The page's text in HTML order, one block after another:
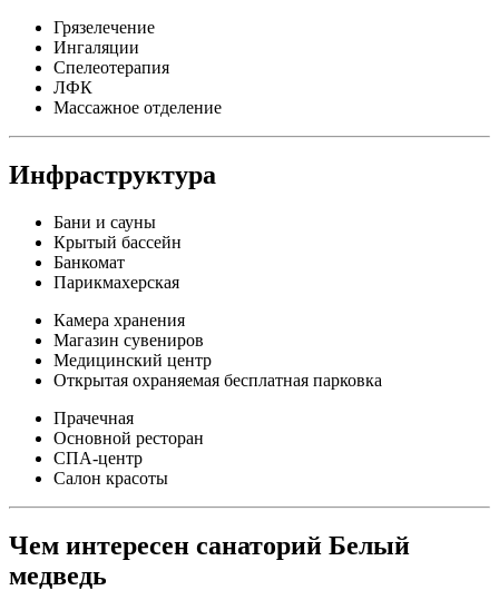
Грязелечение
Ингаляции
Спелеотерапия
ЛФК
Массажное отделение
Инфраструктура
Бани и сауны
Крытый бассейн
Банкомат
Парикмахерская
Камера хранения
Магазин сувениров
Медицинский центр
Открытая охраняемая бесплатная парковка
Прачечная
Основной ресторан
СПА-центр
Салон красоты
Чем интересен санаторий Белый
медведь